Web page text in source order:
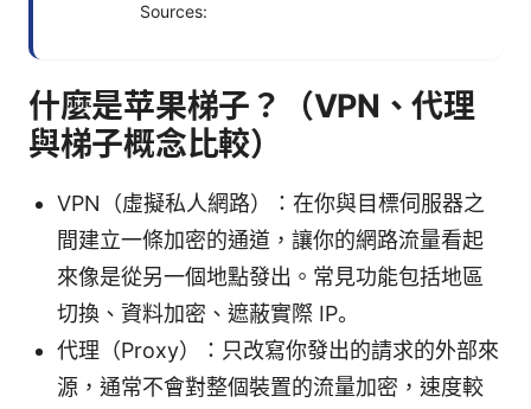
Sources:
什麼是苹果梯子？（VPN、代理
與梯子概念比較）
VPN（虛擬私人網路）：在你與目標伺服器之
間建立一條加密的通道，讓你的網路流量看起
來像是從另一個地點發出。常見功能包括地區
切換、資料加密、遮蔽實際 IP。
代理（Proxy）：只改寫你發出的請求的外部來
源，通常不會對整個裝置的流量加密，速度較